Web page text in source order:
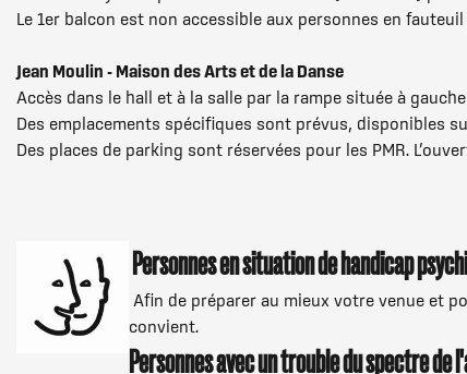
Le 1er balcon est non accessible aux personnes en
Jean Moulin - Maison des Arts et de la Danse
Accès dans le hall et à la salle par la rampe située à
Des emplacements spécifiques sont prévus, disponibles
Des places de parking sont réservées pour les PMR.
Personnes en situation de handicap
Afin de préparer au mieux votre venue et
convient.
Personnes avec un trouble du spectre de